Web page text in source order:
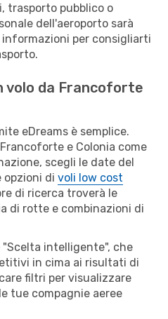
trasporto pubblico o
dell'aeroporto sarà
informazioni per consigliarti
volo da Francoforte
eDreams è semplice.
e Colonia come
scegli le date del
opzioni di voli low cost
di ricerca troverà le
di rotte e combinazioni di
"Scelta intelligente", che
in cima ai risultati di
filtri per visualizzare
tue compagnie aeree